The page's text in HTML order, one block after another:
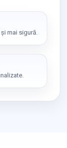
mai sigură.